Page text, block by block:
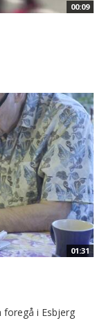
00:09
01:31
foregå i Esbjerg